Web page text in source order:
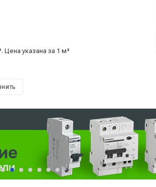
Цена указана за 1 м²